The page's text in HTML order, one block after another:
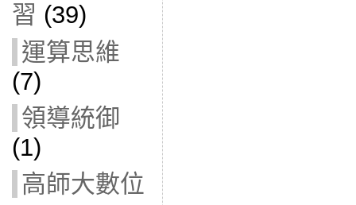
習 (39)
運算思維
(7)
領導統御
(1)
高師大數位